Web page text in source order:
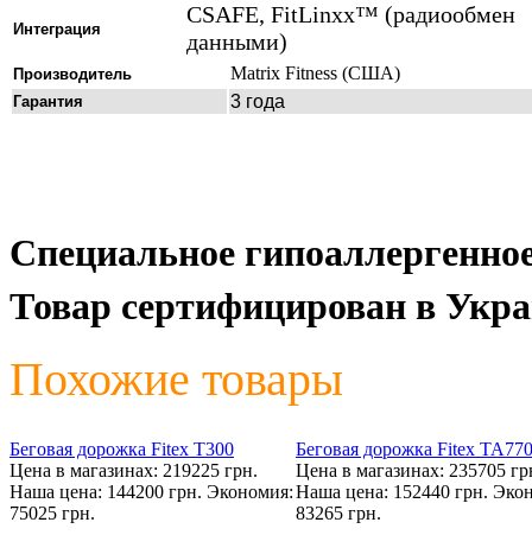
Интеграция
CSAFE, FitLinxx™ (радиообмен
данными)
Производитель Matrix Fitness
Гарантия 3 года
Специальное
Товар сертифицирован в
Похожие товары
Беговая дорожка Fitex T300
Цена в магазинах: 219225 грн.
Наша цена: 144200 грн. Экономия:
75025 грн.
Беговая дорожка Fitex TA770
Цена в магазинах: 235705
Наша цена: 152440 грн.
83265 грн.